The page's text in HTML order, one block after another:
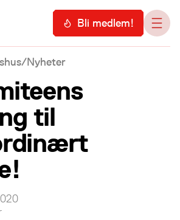
MenyBli medlem!
/Nyheter
til